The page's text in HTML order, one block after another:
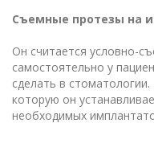
Съемные протезы на
Он считается условно-
самостоятельно у
сделать в
которую он
необходимых